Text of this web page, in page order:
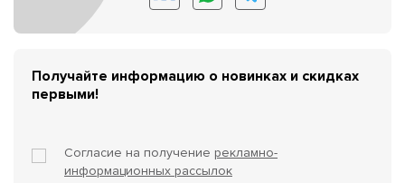
Получайте информацию о новинках и скидках
первыми!
Согласие на получение рекламно-
информационных рассылок